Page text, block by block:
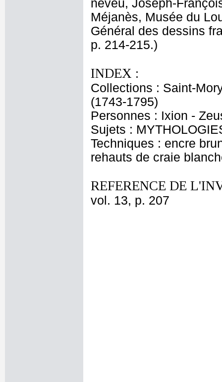
neveu, Joseph-
Méjanès, Musée du
Général des dessins
p. 214-215.)
INDEX :
Collections : Saint-
(1743-1795)
Personnes : Ixion -
Sujets :
Techniques : encre
rehauts de craie
REFERENCE DE
vol. 13, p. 207